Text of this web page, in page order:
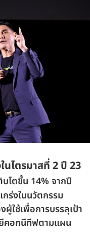
ไตรมาสที่ 2 ปี 23
บโตขึ้น 14% จากปี
ร่งในนวัตกรรม
ใช้เพื่อการบรรลุเป้า
ยีคอกนีทีฟตามแผน